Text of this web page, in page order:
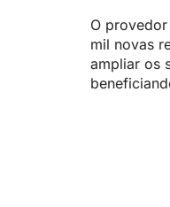
O
mil novas
ampliar os